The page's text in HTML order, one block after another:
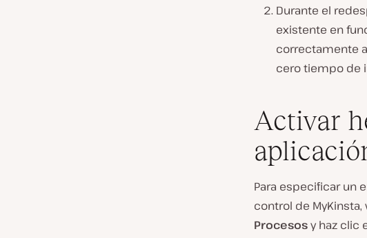
Durante el
existente en
correctamente
cero tiempo de
Activar
Para especificar un
control de MyKinsta,
Procesosy haz clic